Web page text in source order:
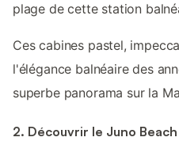
plage de cette station
Ces cabines pastel,
l'élégance balnéaire des
superbe panorama sur la
2. Découvrir le Juno